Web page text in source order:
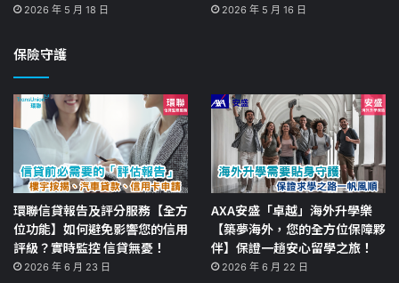
2026 年 5 月 18 日 2026 年 5 月 16 日
保險守護
環聯信貸報告及評分服務【全方
位功能】如何避免影響您的信用
評級？實時監控 信貸無憂！
2026 年 6 月 23 日
AXA安盛「卓越」海外升學樂
【築夢海外，您的全方位保障夥
伴】保證一趟安心留學之旅！
2026 年 6 月 22 日